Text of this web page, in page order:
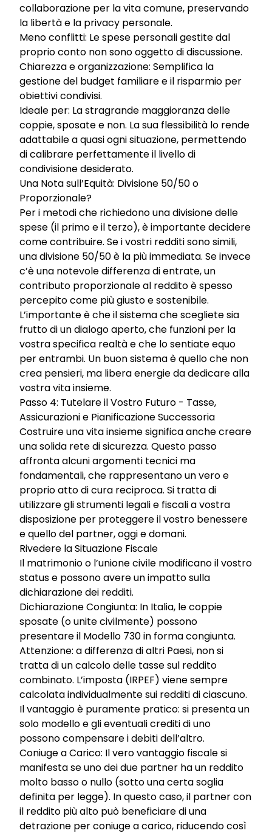
collaborazione per la vita comune, preservando
la libertà e la privacy personale.
Meno conflitti: Le spese personali gestite dal
proprio conto non sono oggetto di discussione.
Chiarezza e organizzazione: Semplifica la
gestione del budget familiare e il risparmio per
obiettivi condivisi.
Ideale per: La stragrande maggioranza delle
coppie, sposate e non. La sua flessibilità lo rende
adattabile a quasi ogni situazione, permettendo
di calibrare perfettamente il livello di
condivisione desiderato.
Una Nota sull’Equità: Divisione 50/50 o
Proporzionale?
Per i metodi che richiedono una divisione delle
spese (il primo e il terzo), è importante decidere
come contribuire. Se i vostri redditi sono simili,
una divisione 50/50 è la più immediata. Se invece
c’è una notevole differenza di entrate, un
contributo proporzionale al reddito è spesso
percepito come più giusto e sostenibile.
L’importante è che il sistema che scegliete sia
frutto di un dialogo aperto, che funzioni per la
vostra specifica realtà e che lo sentiate equo
per entrambi. Un buon sistema è quello che non
crea pensieri, ma libera energie da dedicare alla
vostra vita insieme.
Passo 4: Tutelare il Vostro Futuro - Tasse,
Assicurazioni e Pianificazione Successoria
Costruire una vita insieme significa anche creare
una solida rete di sicurezza. Questo passo
affronta alcuni argomenti tecnici ma
fondamentali, che rappresentano un vero e
proprio atto di cura reciproca. Si tratta di
utilizzare gli strumenti legali e fiscali a vostra
disposizione per proteggere il vostro benessere
e quello del partner, oggi e domani.
Rivedere la Situazione Fiscale
Il matrimonio o l’unione civile modificano il vostro
status e possono avere un impatto sulla
dichiarazione dei redditi.
Dichiarazione Congiunta: In Italia, le coppie
sposate (o unite civilmente) possono
presentare il Modello 730 in forma congiunta.
Attenzione: a differenza di altri Paesi, non si
tratta di un calcolo delle tasse sul reddito
combinato. L’imposta (IRPEF) viene sempre
calcolata individualmente sui redditi di ciascuno.
Il vantaggio è puramente pratico: si presenta un
solo modello e gli eventuali crediti di uno
possono compensare i debiti dell’altro.
Coniuge a Carico: Il vero vantaggio fiscale si
manifesta se uno dei due partner ha un reddito
molto basso o nullo (sotto una certa soglia
definita per legge). In questo caso, il partner con
il reddito più alto può beneficiare di una
detrazione per coniuge a carico, riducendo così